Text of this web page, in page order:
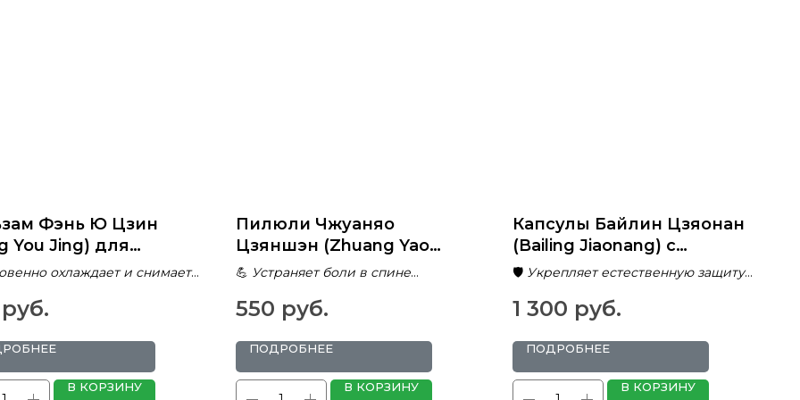
Фэнь Ю Цзин
You Jing) для
боли и снятия
охлаждает и снимает
мышечные и
насекомых
компонентами
впитывается без жирного
руб.
В КОРЗИНУ
Пилюли Чжуаняо
Цзяншэн (Zhuang Yao
Jianshen Wan) для
суставов
💪 Устраняет боли в спине
мужскую силу
древних рецептов
🩸
Очищает организм от токсинов
550 руб.
ПОДРОБНЕЕ
В КОРЗИНУ
Капсулы Байлин Цзяонан
(Bailing Jiaonang) с
кордицепсом для
🛡️ Укрепляет естественную защиту
🌱Содержит ферментированный
💊Восстанавливает функцию почек
⚡
энергетический тонус
1 300 руб.
ПОДРОБНЕЕ
В КОРЗИНУ